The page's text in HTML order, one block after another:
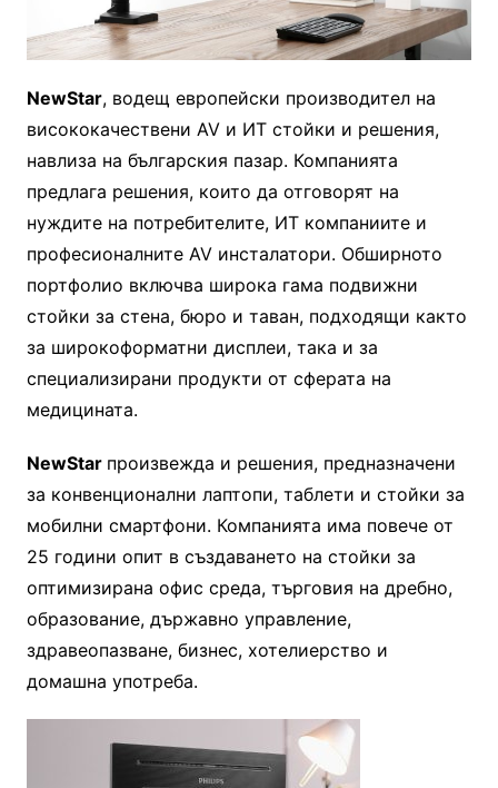
NewStar, водещ европейски производител на
висококачествени AV и ИТ стойки и решения,
навлиза на българския пазар. Компанията
предлага решения, които да отговорят на
нуждите на потребителите, ИТ компаниите и
професионалните AV инсталатори. Обширното
портфолио включва широка гама подвижни
стойки за стена, бюро и таван, подходящи както
за широкоформатни дисплеи, така и за
специализирани продукти от сферата на
медицината.
NewStar произвежда и решения, предназначени
за конвенционални лаптопи, таблети и стойки за
мобилни смартфони. Компанията има повече от
25 години опит в създаването на стойки за
оптимизирана офис среда, търговия на дребно,
образование, държавно управление,
здравеопазване, бизнес, хотелиерство и
домашна употреба.